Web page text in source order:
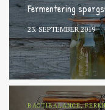
Fermentering
23. SEPTEMBER 2019
BACTIBALANCE,